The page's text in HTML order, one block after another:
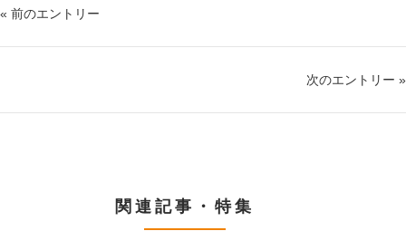
« 前のエントリー
次のエントリー »
関連記事・特集